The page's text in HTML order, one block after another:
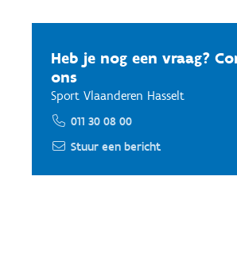
Heb je nog een vraag?
ons
Sport Vlaanderen Hasselt
011 30 08 00
Stuur een bericht